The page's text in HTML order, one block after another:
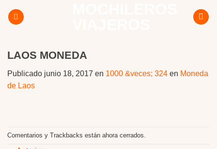
LAOS MONEDA
Publicado junio 18, 2017 en 1000 &veces; 324 en Moneda
de Laos
Comentarios y Trackbacks están ahora cerrados.